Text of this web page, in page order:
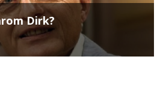
Dirk?